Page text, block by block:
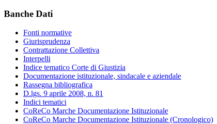
Banche Dati
Fonti normative
Giurisprudenza
Contrattazione Collettiva
Interpelli
Indice tematico Corte di Giustizia
Documentazione istituzionale, sindacale e aziendale
Rassegna bibliografica
D.lgs. 9 aprile 2008, n. 81
Indici tematici
CoReCo Marche Documentazione Istituzionale
CoReCo Marche Documentazione Istituzionale (Cronologico)